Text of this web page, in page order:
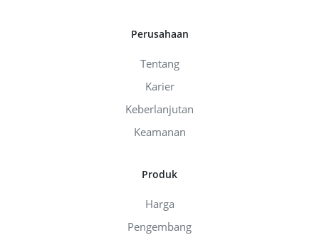
Perusahaan
Tentang
Karier
Keberlanjutan
Keamanan
Produk
Harga
Pengembang